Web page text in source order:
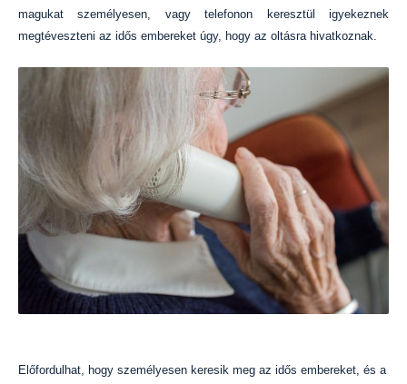
magukat személyesen, vagy telefonon keresztül igyekeznek
megtéveszteni az idős embereket úgy, hogy az oltásra hivatkoznak.
Előfordulhat, hogy személyesen keresik meg az idős embereket, és a